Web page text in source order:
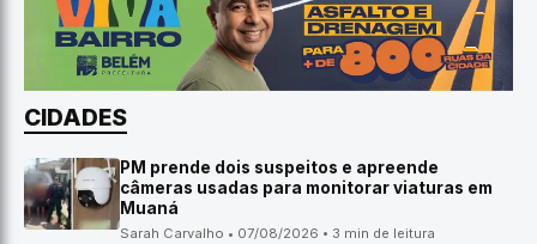
CIDADES
PM prende dois suspeitos e apreende
câmeras usadas para monitorar viaturas em
Muaná
Sarah Carvalho • 07/08/2026 • 3 min de leitura